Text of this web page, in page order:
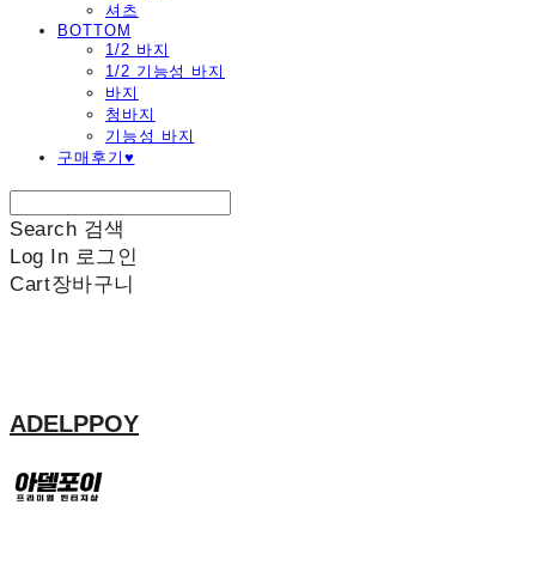
셔츠
BOTTOM
1/2 바지
1/2 기능성 바지
바지
청바지
기능성 바지
구매후기♥
Search 검색
Log In 로그인
Cart장바구니
ADELPPOY